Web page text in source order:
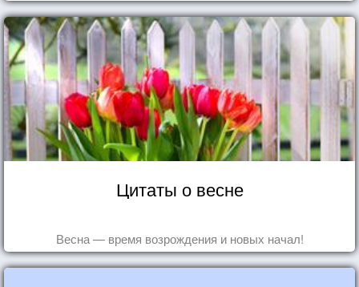
Цитаты о весне
Весна — время возрождения и новых начал!